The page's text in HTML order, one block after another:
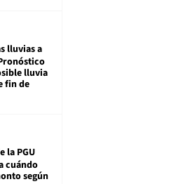
lluvias a
lluvia
fin de
la PGU
cuándo
según